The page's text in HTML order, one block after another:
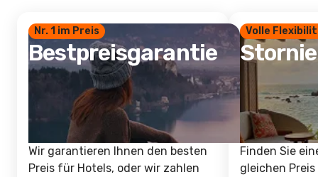
Nr. 1 im Preis
Bestpreisgarantie
Wir garantieren Ihnen den besten
Preis für Hotels, oder wir zahlen
Volle
Finden Sie
gleichen